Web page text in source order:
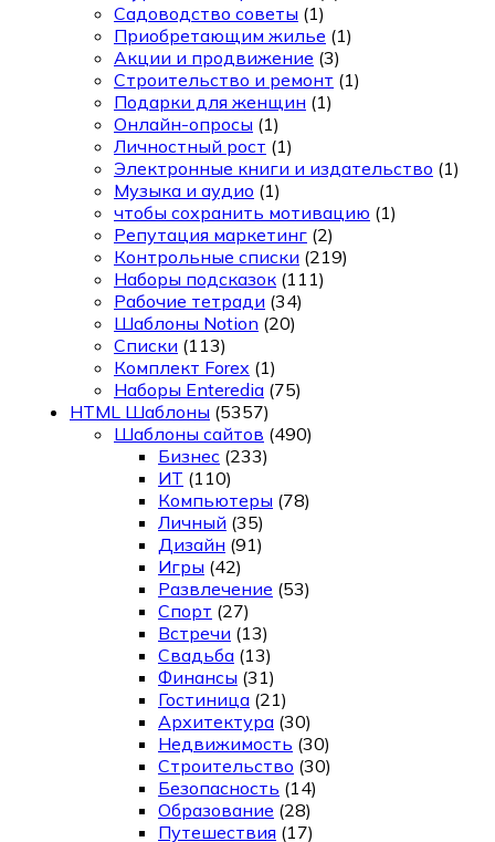
Садоводство советы (1)
Приобретающим жилье (1)
Акции и продвижение (3)
Строительство и ремонт (1)
Подарки для женщин (1)
Онлайн-опросы (1)
Личностный рост (1)
Электронные книги и издательство (1)
Музыка и аудио (1)
чтобы сохранить мотивацию (1)
Репутация маркетинг (2)
Контрольные списки (219)
Наборы подсказок (111)
Рабочие тетради (34)
Шаблоны Notion (20)
Списки (113)
Комплект Forex (1)
Наборы Enteredia (75)
HTML Шаблоны (5357)
Шаблоны сайтов (490)
Бизнес (233)
ИТ (110)
Компьютеры (78)
Личный (35)
Дизайн (91)
Игры (42)
Развлечение (53)
Спорт (27)
Встречи (13)
Свадьба (13)
Финансы (31)
Гостиница (21)
Архитектура (30)
Недвижимость (30)
Строительство (30)
Безопасность (14)
Образование (28)
Путешествия (17)